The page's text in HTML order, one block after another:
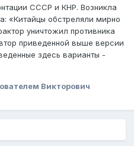
СССР и КНР. Возникла
«Китайцы обстреляли мирно
уничтожил противника
приведенной выше версии
здесь варианты -
Викторович